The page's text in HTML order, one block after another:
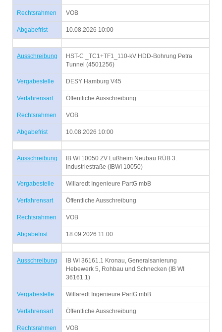
Rechtsrahmen VOB
Abgabefrist 10.08.2026 10:00
Ausschreibung
HST-C _TC1+TF1_110-kV HDD-Bohrung Petra
Tunnel (4501256)
Vergabestelle DESY Hamburg V45
Verfahrensart Öffentliche Ausschreibung
Rechtsrahmen VOB
Abgabefrist 10.08.2026 10:00
Ausschreibung
IB WI 10050 ZV Lußheim Neubau RÜB 3.
Industriestraße (IBWI 10050)
Vergabestelle Willaredt Ingenieure PartG mbB
Verfahrensart Öffentliche Ausschreibung
Rechtsrahmen VOB
Abgabefrist 18.09.2026 11:00
Ausschreibung
IB WI 36161.1 Kronau, Generalsanierung
Hebewerk 5, Rohbau und Schnecken (IB WI
36161.1)
Vergabestelle Willaredt Ingenieure PartG mbB
Verfahrensart Öffentliche Ausschreibung
Rechtsrahmen VOB